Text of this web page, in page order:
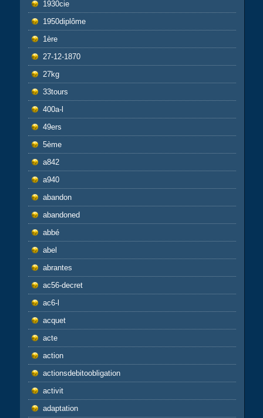
1930cie
1950diplôme
1ère
27-12-1870
27kg
33tours
400a-l
49ers
5ème
a842
a940
abandon
abandoned
abbé
abel
abrantes
ac56-decret
ac6-l
acquet
acte
action
actionsdebitoobligation
activit
adaptation